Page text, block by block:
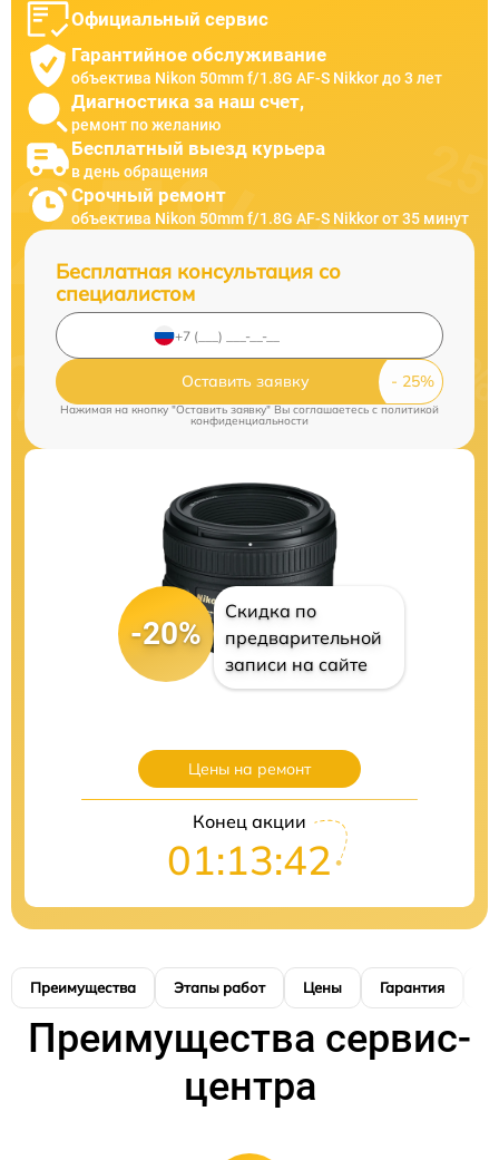
Официальный сервис
Гарантийное обслуживание
объектива Nikon 50mm f/1.8G AF-S Nikkor до 3 лет
Диагностика за наш счет,
ремонт по желанию
Бесплатный выезд курьера
в день обращения
Срочный ремонт
объектива Nikon 50mm f/1.8G AF-S Nikkor от 35 минут
Бесплатная консультация со
специалистом
Оставить заявку
Нажимая на кнопку "Оставить заявку" Вы соглашаетесь cполитикой
конфиденциальности
-20%
Скидка по
предварительной
записи на сайте
Цены на ремонт
Конец акции
01:13:41
Преимущества Этапы работ Цены Гарантия
Преимущества сервис-
центра